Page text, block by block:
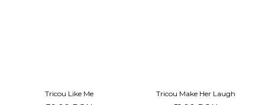
Tricou Like Me Tricou Make Her Laugh